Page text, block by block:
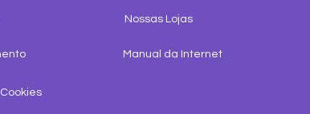
A Matemática do Wi-Fi:
Nossas Lojas
Manual da Internet